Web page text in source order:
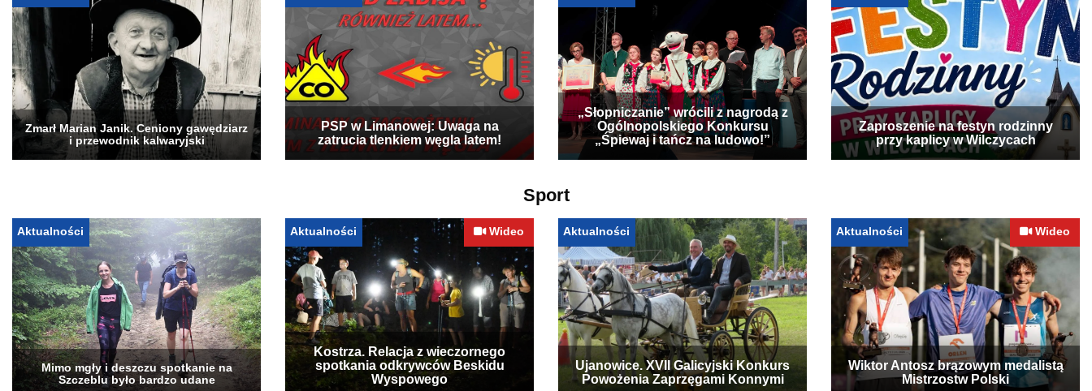
Zmarł Marian Janik. Ceniony gawędziarz
i przewodnik kalwaryjski
PSP w Limanowej: Uwaga na
zatrucia tlenkiem węgla latem!
„Słopniczanie” wrócili z nagrodą z
Ogólnopolskiego Konkursu
„Śpiewaj i tańcz na ludowo!”
Zaproszenie na festyn rodzinny
przy kaplicy w Wilczycach
Sport
Aktualności
Mimo mgły i deszczu spotkanie na
Szczeblu było bardzo udane
Aktualności Wideo
Kostrza. Relacja z wieczornego
spotkania odkrywców Beskidu
Wyspowego
Aktualności
Ujanowice. XVII Galicyjski Konkurs
Powożenia Zaprzęgami Konnymi
Aktualności Wideo
Wiktor Antosz brązowym medalistą
Mistrzostw Polski